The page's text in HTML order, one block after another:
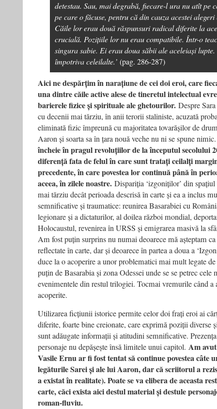
detestau. Sau, mai degrabă, fiecare-l ura nu atît pe
pe care o făcuse, pentru că din cauza acestei
Căile lor erau două răspunsuri radical diferite la
crucială. Pozițiile lor nu erau compatibile. Într-o
singura sabie. Ei erau doua săbii ale aceleiași
împotriva celeilalte.’ (pag. 286-287)
Aici ne despărțim în narațiune de cei doi eroi, care
una dintre căile active alese de tineretul intelectual
barierele fizice și spirituale ale ghetourilor. Despre
cu decenii mai tărziu, în anii terorii staliniste, acuzată
eliminată fizic împreună cu majoritatea tovarășilor de
Aaron și soarta sa în țara nouă veche nu ni se spune nimic.
încheie în pragul revoluțiilor de la începutul secolului
diferență fata de felul în care sunt tratați ceilalți
precedente, în care povestea lor continuă până în
aceea, în zilele noastre. Dispariția ‘izgoniților’ din spațiul
mai tărziu decât perioada descrisă în carte și ea a inclus
semnificative și traumatice: reunirea Basarabiei cu
legionare și a dictaturilor, al doilea război mondial,
Holocaustul, revenirea în URSS și emigrarea masivă la
Am fost puțin surprins nu numai deoarece mă așteptam ca
reflectate în carte, dar și deoarece în partea a doua a
duce la o acoperire a unor problematici mai mult legate
puțin de Basarabia și zona Odessei unde se se petrec cele
evenimentele din restul trilogiei. Tocmai vremurile când a
acoperite.
Utilizarea ficțiunii istorice permite celor doi frați eroi ai
diferite, foarte bine creionate, care exprimă poziții diverse
sunt adăugate informații și atitudini semnificative.
personaje nu depășește însă limitele unui capitol. Am
Vasile Ernu ar fi fost tentat să continue povestea câte
legăturile Sarei și ale lui Aaron, dar că scriitorul a
a existat în realitate). Poate se va elibera de aceasta
carte, căci exista aici destul material și destule
roman-fluviu.